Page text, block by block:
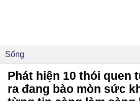
Sống
Phát hiện 10 thói quen
ra đang bào mòn sức